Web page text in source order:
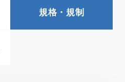
依頼方法について
規格・規制